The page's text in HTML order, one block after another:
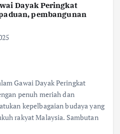
Dayak Peringkat
pembangunan
Gawai Dayak Peringkat
penuh meriah dan
kepelbagaian budaya yang
rakyat Malaysia. Sambutan